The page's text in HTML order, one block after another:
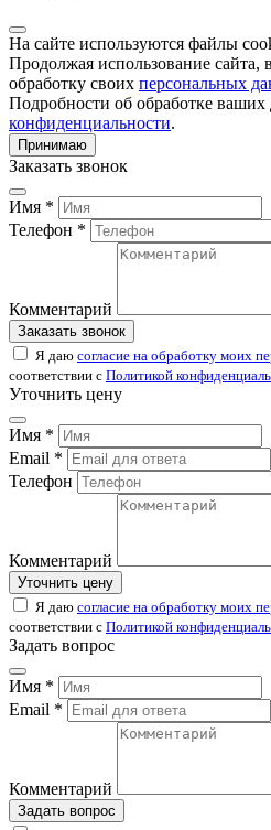
На сайте используются файлы
Продолжая использование сайта,
обработку своих персональных
Подробности об обработке
конфиденциальности.
Принимаю
Заказать звонок
Имя *
Телефон *
Комментарий
Заказать звонок
Я даю согласие на обработку моих
соответствии с Политикой
Уточнить цену
Имя *
Email *
Телефон
Комментарий
Уточнить цену
Я даю согласие на обработку моих
соответствии с Политикой
Задать вопрос
Имя *
Email *
Комментарий
Задать вопрос